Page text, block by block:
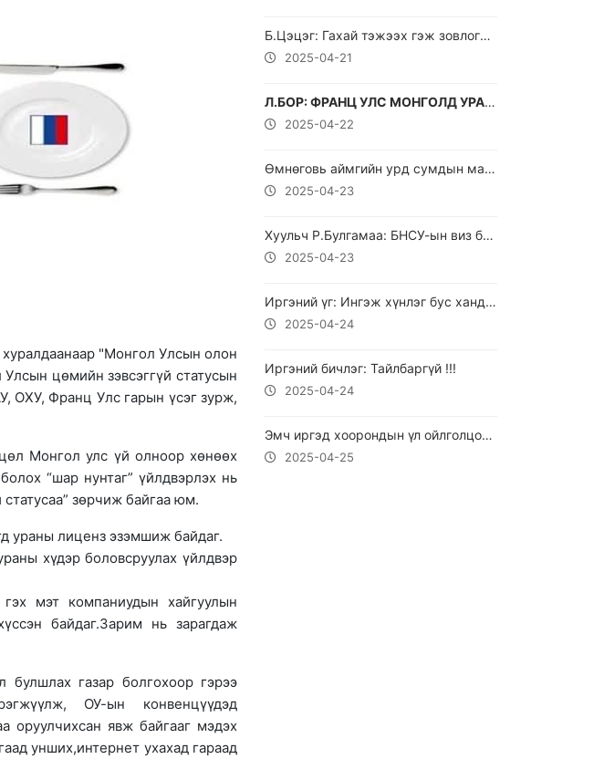
"Монгол Улсын олон
цөмийн зэвсэггүй статусын
ОХУ, Франц Улс гарын үсэг зурж,
Монгол улс үй олноор хөнөөх
“шар нунтаг” үйлдвэрлэх нь
зөрчиж байгаа юм.
ураны лиценз эзэмшиж байдаг.
хүдэр боловсруулах үйлдвэр
мэт компаниудын хайгуулын
байдаг.Зарим нь зарагдаж
газар болгохоор гэрээ
ОУ-ын конвенцүүдэд
оруулчихсан явж байгааг мэдэх
унших,интернет ухахад гараад
Б.Цэцэг: Гахай тэжээх гэж зовлогоо зовоох ямар ч хэрэг алга
2025-04-21
Л.БОР: ФРАНЦ УЛС МОНГОЛД УРАН ОЛБОРЛОХ НЬ НҮБ-С БАТАЛСАН ЦӨМИЙН ЗЭВСЭГГҮЙ СТАТУСАА ЗӨРЧИЖ БАЙГАА ЮМ.
2025-04-22
Өмнөговь аймгийн урд сумдын малчид боомт нээхийг эсэргүүцэж хэвлэлийн хурал хийв.
2025-04-23
Хуульч Р.Булгамаа: БНСУ-ын виз болон хил дээрээс буцаадаг талаар шаардлага хүргүүлсэн ахиц дэвшил гарч байгаа
2025-04-23
Иргэний үг: Ингэж хүнлэг бус хандаж болдог юм уу ? !!!
2025-04-24
Иргэний бичлэг: Тайлбаргүй !!!
2025-04-24
Эмч иргэд хоорондын үл ойлголцол юунаас үүдэлтэй талаар тайлбарлажээ
2025-04-25